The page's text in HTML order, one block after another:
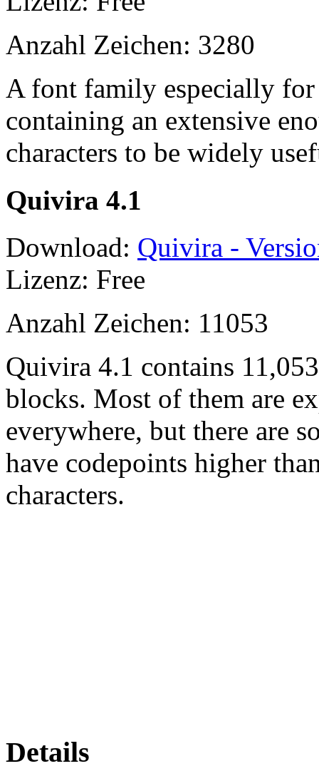
Anzahl Zeichen: 3280
A font family especially
containing an extensive
characters to be widely
Quivira 4.1
Download: Quivira -
Lizenz: Free
Anzahl Zeichen: 11053
Quivira 4.1 contains
blocks. Most of them are
everywhere, but there are
have codepoints higher
characters.
Details